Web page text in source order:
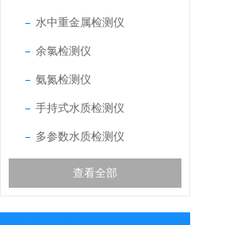
水中重金属检测仪
余氯检测仪
氨氮检测仪
手持式水质检测仪
多参数水质检测仪
查看全部